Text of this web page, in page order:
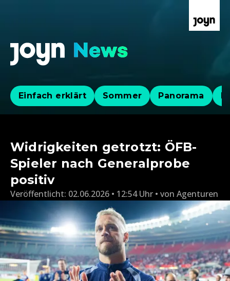
Einfach erklärt Sommer Panorama
Widrigkeiten getrotzt: ÖFB-
Spieler nach Generalprobe
positiv
Veröffentlicht: 02.06.2026 • 12:54 Uhr von Agenturen